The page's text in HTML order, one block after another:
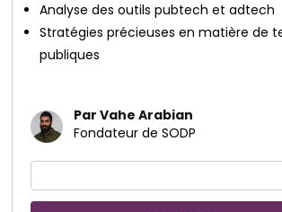
Analyse des outils pubtech et adtech
Stratégies précieuses en matière de
publiques
Par Vahe Arabian
Fondateur de SODP